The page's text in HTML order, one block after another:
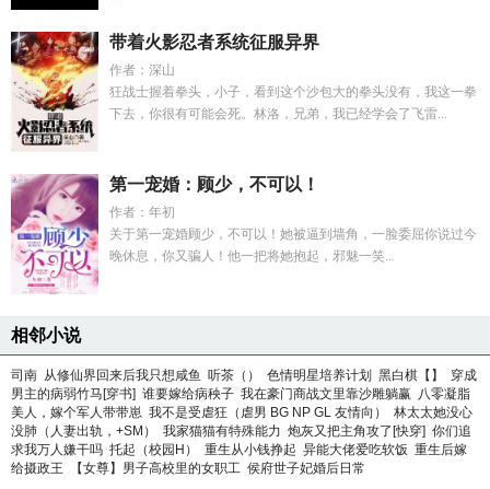
带着火影忍者系统征服异界
作者：深山
狂战士握着拳头，小子，看到这个沙包大的拳头没有，我这一拳
下去，你很有可能会死。林洛，兄弟，我已经学会了飞雷...
第一宠婚：顾少，不可以！
作者：年初
关于第一宠婚顾少，不可以！她被逼到墙角，一脸委屈你说过今
晚休息，你又骗人！他一把将她抱起，邪魅一笑...
相邻小说
司南 从修仙界回来后我只想咸鱼 听茶（） 色情明星培养计划 黑白棋【】
穿成
男主的病弱竹马[穿书] 谁要嫁给病秧子 我在豪门商战文里靠沙雕躺赢 八零凝脂
美人，嫁个军人带带崽 我不是受虐狂（虐男 BG NP GL 友情向）
林太太她没心
没肺（人妻出轨，+SM）
我家猫猫有特殊能力 炮灰又把主角攻了[快穿] 你们追
求我万人嫌干吗 托起（校园H） 重生从小钱挣起 异能大佬爱吃软饭 重生后嫁
给摄政王
【女尊】男子高校里的女职工 侯府世子妃婚后日常